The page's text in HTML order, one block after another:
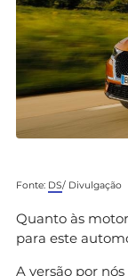
Fonte: DS/ Divulgação
Quanto às
para este
A versão por